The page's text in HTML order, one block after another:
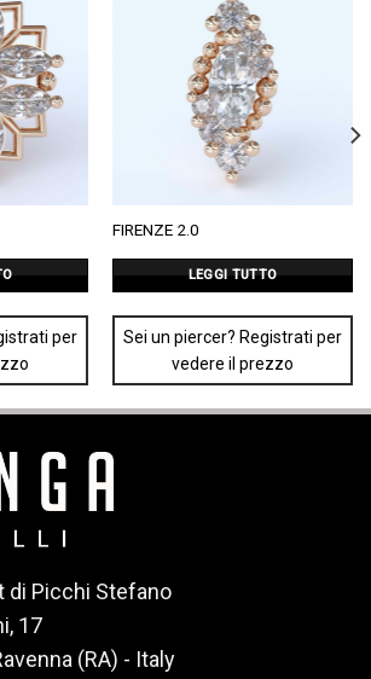
per
FIRENZE 2.0
LEGGI TUTTO
Sei un piercer? Registrati per
vedere il prezzo
di Picchi Stefano
17
(RA) - Italy